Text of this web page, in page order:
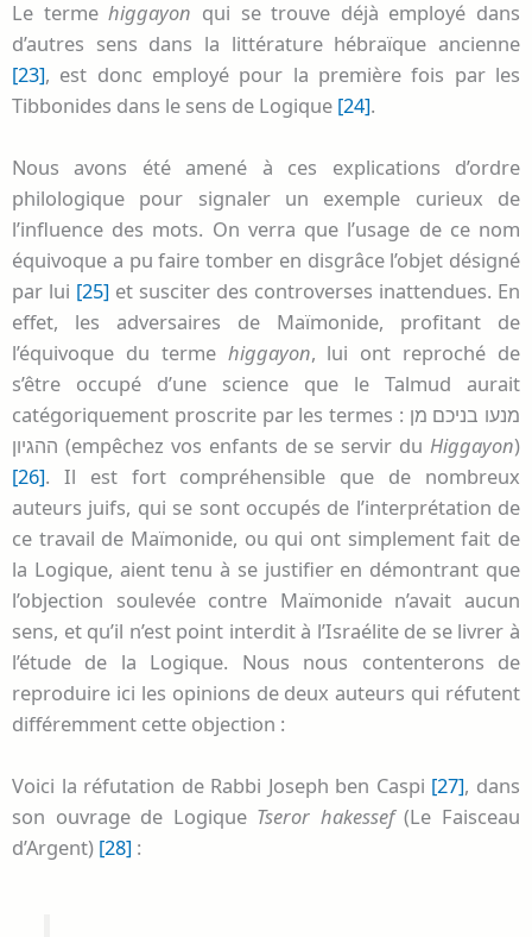
Le termehiggayon qui se trouve déjà employé dans
d’autres sens dans la littérature hébraïque ancienne
[23], est donc employé pour la première fois par les
Tibbonides dans le sens de Logique [24].
Nous avons été amené à ces explications d’ordre
philologique pour signaler un exemple curieux de
l’influence des mots. On verra que l’usage de ce nom
équivoque a pu faire tomber en disgrâce l’objet désigné
par lui [25] et susciter des controverses inattendues. En
effet, les adversaires de Maïmonide, profitant de
l’équivoque du terme higgayon, lui ont reproché de
s’être occupé d’une science que le Talmud aurait
catégoriquement proscrite par les termes : מנעו בניכם מן
ההגיון (empêchez vos enfants de se servir du Higgayon)
[26]. Il est fort compréhensible que de nombreux
auteurs juifs, qui se sont occupés de l’interprétation de
ce travail de Maïmonide, ou qui ont simplement fait de
la Logique, aient tenu à se justifier en démontrant que
l’objection soulevée contre Maïmonide n’avait aucun
sens, et qu’il n’est point interdit à l’Israélite de se livrer à
l’étude de la Logique. Nous nous contenterons de
reproduire ici les opinions de deux auteurs qui réfutent
différemment cette objection :
Voici la réfutation de Rabbi Joseph ben Caspi [27], dans
son ouvrage de Logique Tseror hakessef(Le Faisceau
d’Argent) [28] :